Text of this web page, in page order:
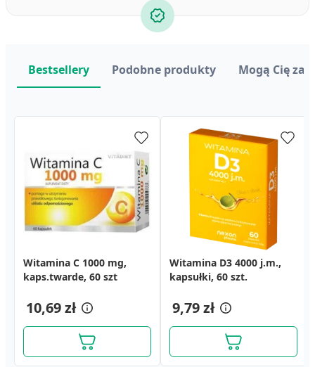
Witamina C 1000 mg,
kaps.twarde, 60 szt
10,69 zł
Witamina D3 4000 j.m.,
kapsułki, 60 szt.
9,79 zł
Bestsellery Podobne produkty Mogą Cię
Selen + cynk z
witaminami, tabletki, 30
13,49 zł
Cynk Chelat Organiczny,
tabl., 120 szt
34,39 zł
Calcium Teva, tabletki
musujące, 14 szt.
Artresan Optima,
kapsułki, 90 szt.